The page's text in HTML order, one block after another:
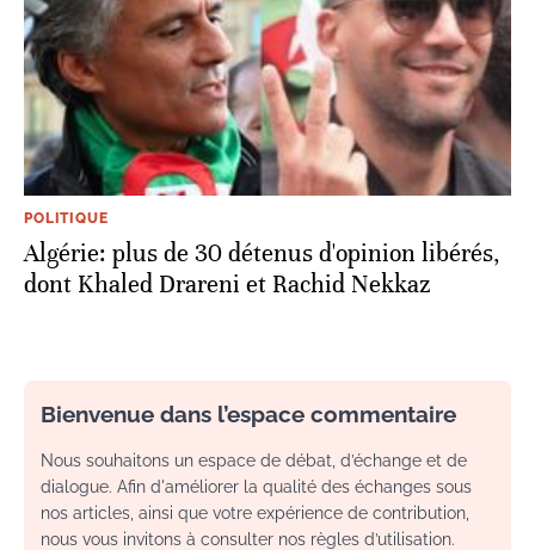
POLITIQUE
Algérie: plus de 30 détenus d'opinion libérés,
dont Khaled Drareni et Rachid Nekkaz
Bienvenue dans l’espace commentaire
Nous souhaitons un espace de débat, d’échange et de
dialogue. Afin d'améliorer la qualité des échanges sous
nos articles, ainsi que votre expérience de contribution,
nous vous invitons à consulter nos règles d’utilisation.